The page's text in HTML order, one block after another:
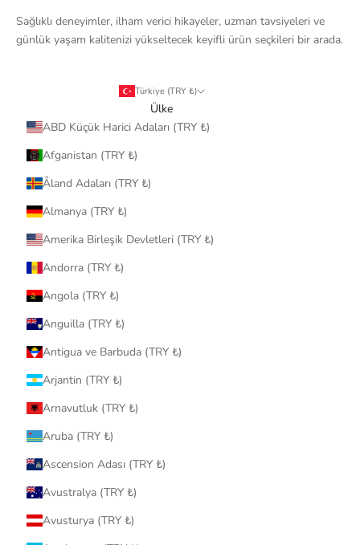
Sağlıklı deneyimler, ilham verici hikayeler, uzman tavsiyeleri ve
günlük yaşam kalitenizi yükseltecek keyifli ürün seçkileri bir arada.
Türkiye (TRY ₺)
Ülke
ABD Küçük Harici Adaları (TRY ₺)
Afganistan (TRY ₺)
Åland Adaları (TRY ₺)
Almanya (TRY ₺)
Amerika Birleşik Devletleri (TRY ₺)
Andorra (TRY ₺)
Angola (TRY ₺)
Anguilla (TRY ₺)
Antigua ve Barbuda (TRY ₺)
Arjantin (TRY ₺)
Arnavutluk (TRY ₺)
Aruba (TRY ₺)
Ascension Adası (TRY ₺)
Avustralya (TRY ₺)
Avusturya (TRY ₺)